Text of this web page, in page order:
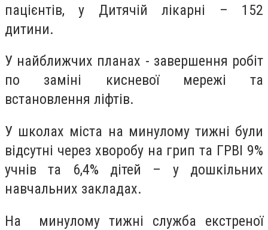
пацієнтів, у Дитячій лікарні – 152
дитини.
У найближчих планах - завершення робіт
по заміні кисневої мережі та
встановлення ліфтів.
У школах міста на минулому тижні були
відсутні через хворобу на грип та ГРВІ 9%
учнів та 6,4% дітей – у дошкільних
навчальних закладах.
На минулому тижні служба екстреної